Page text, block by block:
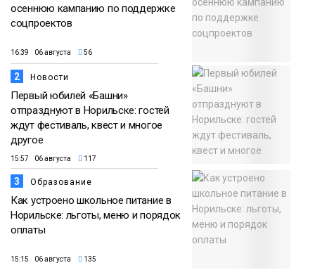
осеннюю кампанию по поддержке
соцпроектов
16:39 06 августа 56
2 Новости
Первый юбилей «Башни»
отпразднуют в Норильске: гостей
ждут фестиваль, квест и многое
другое
15:57 06 августа 117
3 Образование
Как устроено школьное питание в
Норильске: льготы, меню и порядок
оплаты
15:15 06 августа 135